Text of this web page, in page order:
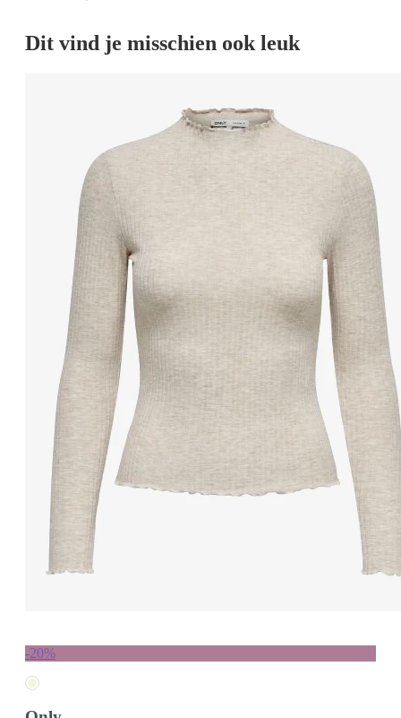
Dit vind je misschien ook leuk
-20%